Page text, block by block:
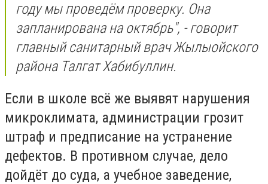
году мы проведём проверку. Она
запланирована на октябрь", - говорит
главный санитарный врач Жылыойского
района Талгат Хабибуллин.
Если в школе всё же выявят нарушения
микроклимата, администрации грозит
штраф и предписание на устранение
дефектов. В противном случае, дело
дойдёт до суда, а учебное заведение,